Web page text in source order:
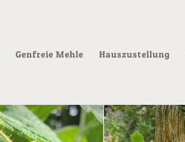
Genfreie Mehle Hauszustellung